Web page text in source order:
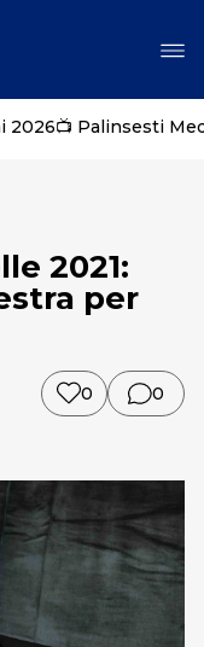
2026📺 Palinsesti
2021:
per
0 0